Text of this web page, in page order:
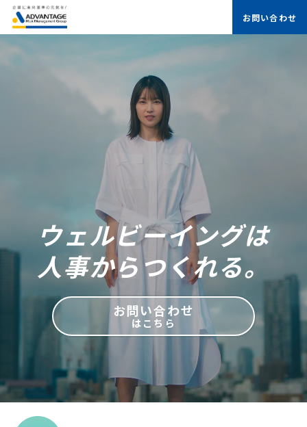
お問い合わせ
ウェルビーイングは
人事からつくれる。
お問い合わせ
はこちら